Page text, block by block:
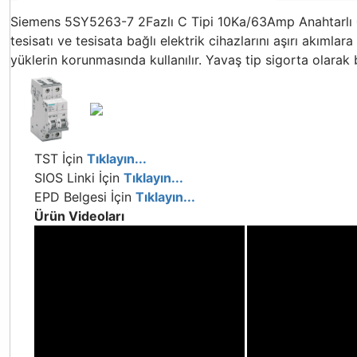
Siemens 5SY5263-7 2Fazlı C Tipi 10Ka/63Amp
tesisatı ve tesisata bağlı elektrik cihazlarını aşırı
yüklerin korunmasında kullanılır. Yavaş tip sigorta olarak
TST İçin Tıklayın...
SIOS Linki İçin Tıklayın...
EPD Belgesi İçin Tıklayın...
Ürün Videoları